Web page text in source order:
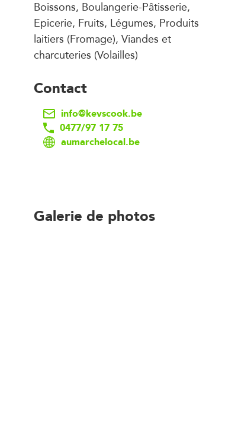
Boissons, Boulangerie-Pâtisserie,
Epicerie, Fruits, Légumes, Produits
laitiers (Fromage), Viandes et
charcuteries (Volailles)
Contact
info@kevscook.be
0477/97 17 75
aumarchelocal.be
Galerie de photos